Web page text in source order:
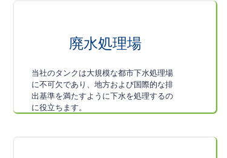
廃水処理場
当社のタンクは大規模な都市下水処理場
に不可欠であり、地方および国際的な排
出基準を満たすように下水を処理するの
に役立ちます。